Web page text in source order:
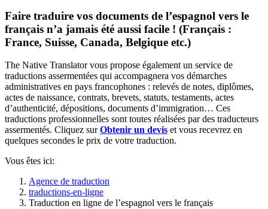
Faire traduire vos documents de l’espagnol vers le
français n’a jamais été aussi facile ! (Français :
France, Suisse, Canada, Belgique etc.)
The Native Translator vous propose également un service de
traductions assermentées qui accompagnera vos démarches
administratives en pays francophones : relevés de notes, diplômes,
actes de naissance, contrats, brevets, statuts, testaments, actes
d’authenticité, dépositions, documents d’immigration… Ces
traductions professionnelles sont toutes réalisées par des traducteurs
assermentés. Cliquez surObtenir un devis et vous recevrez en
quelques secondes le prix de votre traduction.
Vous êtes ici:
Agence de traduction
traductions-en-ligne
Traduction en ligne de l’espagnol vers le français